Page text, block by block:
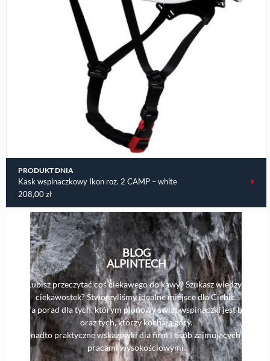
PRODUKT DNIA
Kask wspinaczkowy Ikon roz. 2 CAMP – white
208,00zł
BLOG
ALPINTECH
Lubisz przeczytać coś ciekawego do kawy? Szukasz wiedzy i
ciekawostek? Stworzyliśmy idealne miejsce dla Ciebie.
Strefa porad dla tych, którym pionowy świat wspinaczki jest bliski,
oraz tych, którzy kochają góry.
Ponadto praktyczne wskazówki dla firm i osób zajmujących się
pracami wysokościowymi.